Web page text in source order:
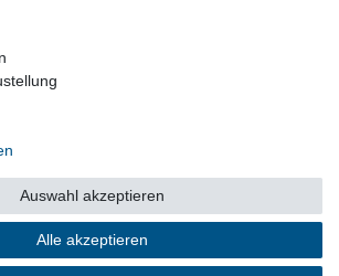
widerrufen
2026 | Alle Rechte vorbehalten.
Alle akzeptieren
Auswahl akzeptieren